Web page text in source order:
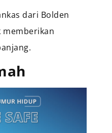
dari Bolden
memberikan